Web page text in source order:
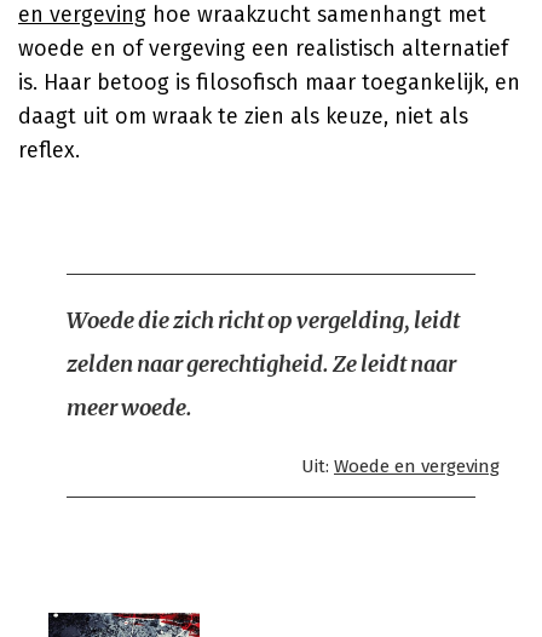
en vergeving hoe wraakzucht samenhangt met
woede en of vergeving een realistisch alternatief
is. Haar betoog is filosofisch maar toegankelijk, en
daagt uit om wraak te zien als keuze, niet als
reflex.
Woede die zich richt op vergelding, leidt
zelden naar gerechtigheid. Ze leidt naar
meer woede.
Uit: Woede en vergeving